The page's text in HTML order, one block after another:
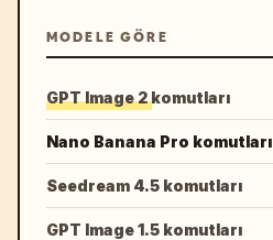
MODELE GÖRE
GPT Image 2 komutları
Nano Banana Pro komutları
Seedream 4.5 komutları
GPT Image 1.5 komutları